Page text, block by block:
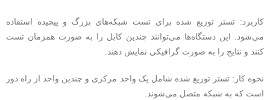
کاربرد: تستر توزیع شده برای تست شبکه‌های بزرگ و پیچیده استفاده
می‌شود. این دستگاه‌ها می‌توانند چندین کابل را به صورت همزمان تست
کنند و نتایج را به صورت گرافیکی نمایش دهند.
نحوه کار: تستر توزیع شده شامل یک واحد مرکزی و چندین واحد از راه دور
است که به شبکه متصل می‌شوند.